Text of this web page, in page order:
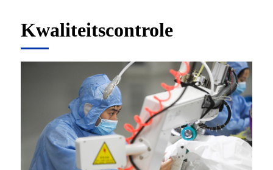
Kwaliteitscontrole